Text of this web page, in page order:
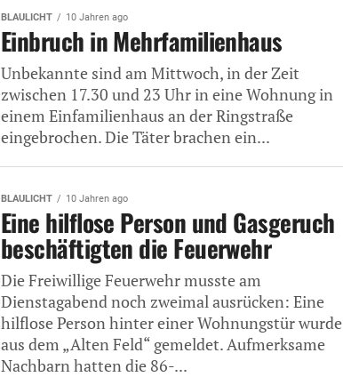
BLAULICHT 10 Jahren ago
Einbruch in Mehrfamilienhaus
Unbekannte sind am Mittwoch, in der Zeit
zwischen 17.30 und 23 Uhr in eine Wohnung in
einem Einfamilienhaus an der Ringstraße
eingebrochen. Die Täter brachen ein...
BLAULICHT 10 Jahren ago
Eine hilflose Person und Gasgeruch
beschäftigten die Feuerwehr
Die Freiwillige Feuerwehr musste am
Dienstagabend noch zweimal ausrücken: Eine
hilflose Person hinter einer Wohnungstür wurde
aus dem „Alten Feld“ gemeldet. Aufmerksame
Nachbarn hatten die 86-...